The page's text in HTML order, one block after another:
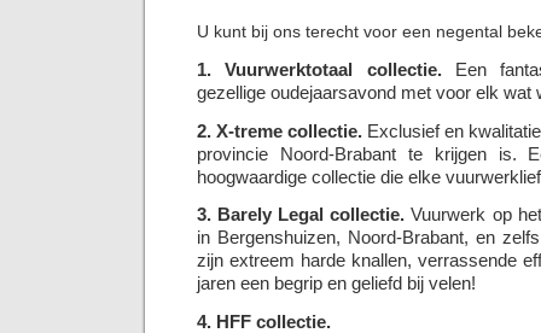
U kunt bij ons terecht voor een negental
1. Vuurwerktotaal collectie.Een
gezellige oudejaarsavond met voor elk wat
2. X-treme collectie. Exclusief en
provincie Noord-Brabant te krijgen is.
hoogwaardige collectie die elke
3. Barely Legal collectie. Vuurwerk op
in Bergenshuizen, Noord-Brabant, en
zijn extreem harde knallen, verrassende
jaren een begrip en geliefd bij velen!
4. HFF collectie.